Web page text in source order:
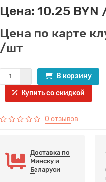
Цена: 10.25 BYN
Цена по карте
/шт
В корзину
Купить со скидкой
0 отзывов
Доставка по
Минску и
Беларуси